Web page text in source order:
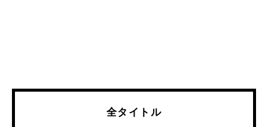
全タイトル